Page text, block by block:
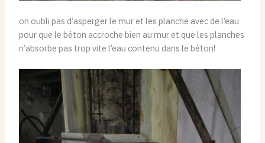
on oubli pas d’asperger le mur et les planche avec de l’eau
pour que le béton accroche bien au mur et que les planches
n’absorbe pas trop vite l’eau contenu dans le béton!